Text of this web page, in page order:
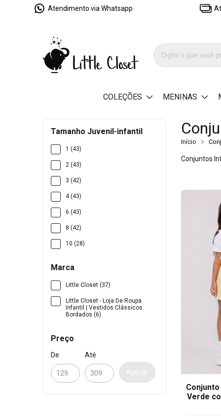
Atendimento via Whatsapp
COLEÇÕES MENINAS
Tamanho Juvenil-infantil
1 (43)
2 (43)
3 (42)
4 (43)
6 (43)
8 (42)
10 (28)
Marca
Little Closet (37)
Little Closet - Loja De Roupa
Infantil | Vestidos Clássicos
Bordados (6)
Preço
De Até
Aplicar
Início
Conjuntos
Verde